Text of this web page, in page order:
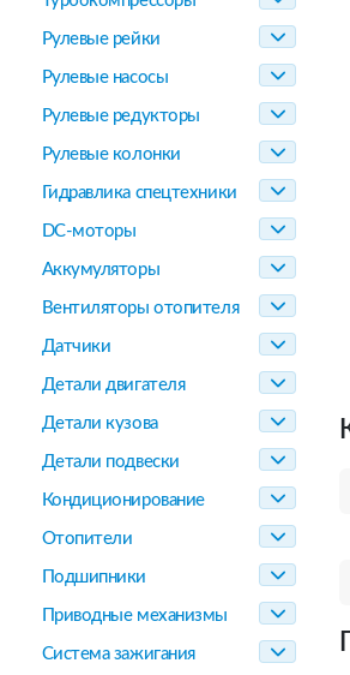
Рулевые рейки
Рулевые насосы
Рулевые редукторы
Рулевые колонки
Гидравлика спецтехники
DC-моторы
Аккумуляторы
Вентиляторы отопителя
Датчики
Детали двигателя
Детали кузова
Детали подвески
Кондиционирование
Отопители
Подшипники
Приводные механизмы
Система зажигания